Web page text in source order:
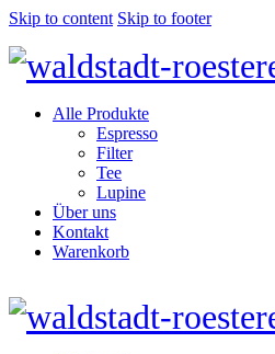
Skip to content Skip to footer
Alle Produkte
Espresso
Filter
Tee
Lupine
Über uns
Kontakt
Warenkorb